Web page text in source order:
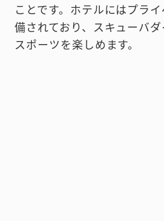
ことです。ホテルにはプラ
備されており、スキューバ
スポーツを楽しめます。